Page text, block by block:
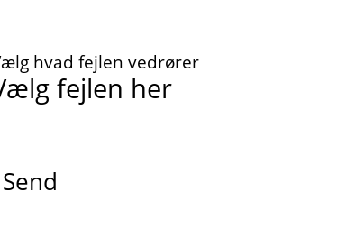
hvad fejlen vedrører
Send